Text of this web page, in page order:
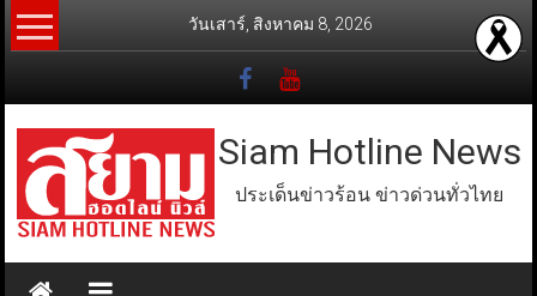
Skip
to
วันเสาร์, สิงหาคม 8, 2026
Siam Hotline News
ประเด็นข่าวร้อน ข่าวด่วนทั่วไทย